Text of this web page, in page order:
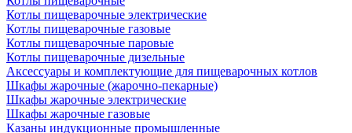
Котлы пищеварочные электрические
Котлы пищеварочные газовые
Котлы пищеварочные паровые
Котлы пищеварочные дизельные
Аксессуары и комплектующие для пищеварочных котлов
Шкафы жарочные (жарочно-пекарные)
Шкафы жарочные электрические
Шкафы жарочные газовые
Казаны индукционные промышленные